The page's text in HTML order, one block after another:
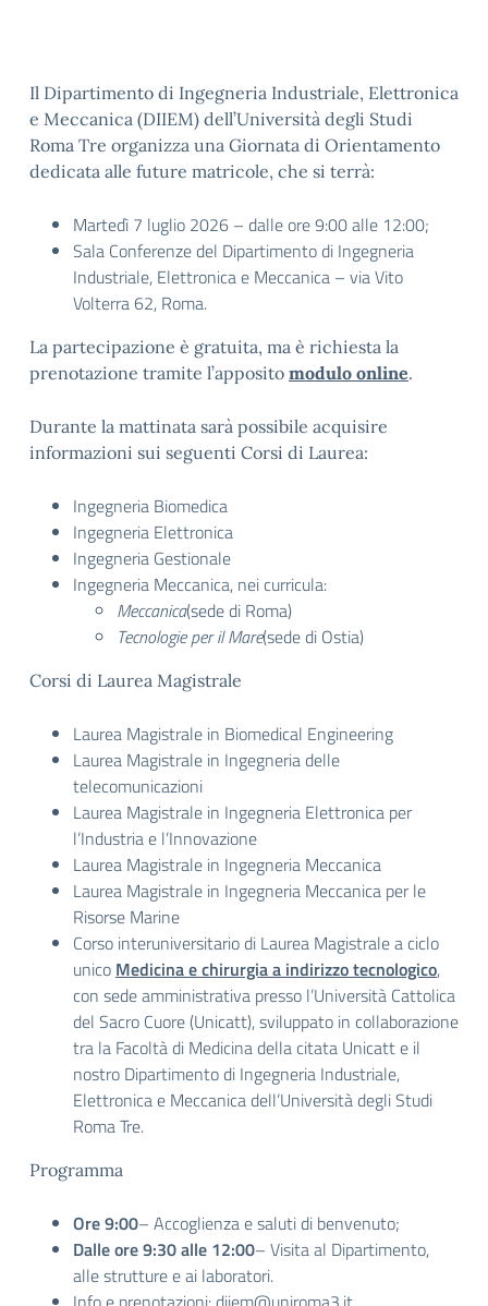
Il Dipartimento di Ingegneria Industriale, Elettronica
e Meccanica (DIIEM) dell’Università degli Studi
Roma Tre organizza una Giornata di Orientamento
dedicata alle future matricole, che si terrà:
Martedì 7 luglio 2026 – dalle ore 9:00 alle 12:00;
Sala Conferenze del Dipartimento di Ingegneria
Industriale, Elettronica e Meccanica – via Vito
Volterra 62, Roma.
La partecipazione è gratuita, ma è richiesta la
prenotazione tramite l’apposito modulo online.
Durante la mattinata sarà possibile acquisire
informazioni sui seguenti Corsi di Laurea:
Ingegneria Biomedica
Ingegneria Elettronica
Ingegneria Gestionale
Ingegneria Meccanica, nei curricula:
Meccanica(sede di Roma)
Tecnologie per il Mare(sede di Ostia)
Corsi di Laurea Magistrale
Laurea Magistrale in Biomedical Engineering
Laurea Magistrale in Ingegneria delle
telecomunicazioni
Laurea Magistrale in Ingegneria Elettronica per
l’Industria e l’Innovazione
Laurea Magistrale in Ingegneria Meccanica
Laurea Magistrale in Ingegneria Meccanica per le
Risorse Marine
Corso interuniversitario di Laurea Magistrale a ciclo
unico Medicina e chirurgia a indirizzo tecnologico,
con sede amministrativa presso l’Università Cattolica
del Sacro Cuore (Unicatt), sviluppato in collaborazione
tra la Facoltà di Medicina della citata Unicatt e il
nostro Dipartimento di Ingegneria Industriale,
Elettronica e Meccanica dell’Università degli Studi
Roma Tre.
Programma
Ore 9:00– Accoglienza e saluti di benvenuto;
Dalle ore 9:30 alle 12:00– Visita al Dipartimento,
alle strutture e ai laboratori.